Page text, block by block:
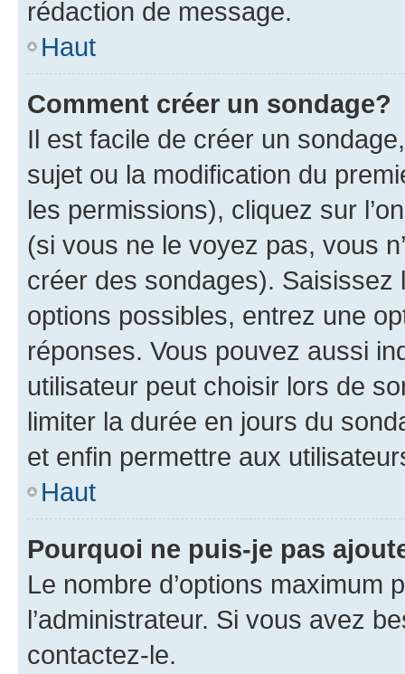
rédaction de message.
Haut
Comment créer un sondage?
Il est facile de créer un
sujet ou la modification du
les permissions), cliquez sur
(si vous ne le voyez pas, vous
créer des sondages).
options possibles, entrez une
réponses. Vous pouvez aussi
utilisateur peut choisir lors de
limiter la durée en jours du
et enfin permettre aux
Haut
Pourquoi ne puis-je pas
Le nombre d’options maximum
l’administrateur. Si vous avez
contactez-le.